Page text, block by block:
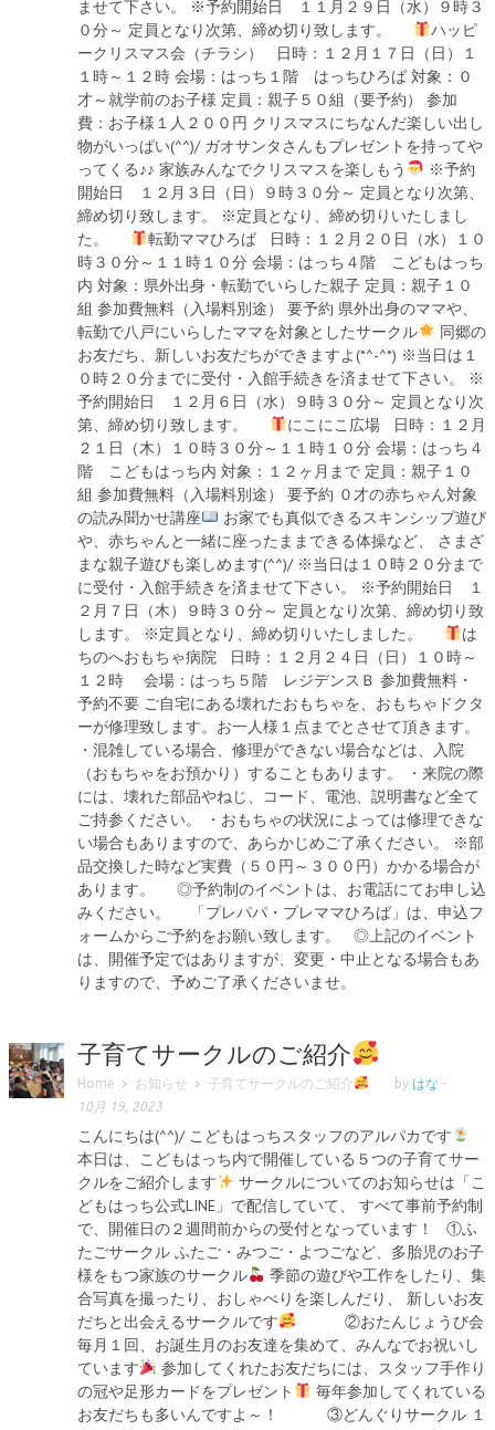
ませて下さい。 ※予約開始日 １１月２９日（水）９時３
０分～ 定員となり次第、締め切り致します。
ハッピ
ークリスマス会（チラシ） 日時：１２月１７日（日）１
１時～１２時 会場：はっち１階 はっちひろば 対象：０
才～就学前のお子様 定員：親子５０組（要予約） 参加
費：お子様１人２００円 クリスマスにちなんだ楽しい出し
物がいっぱい(^^)/ ガオサンタさんもプレゼントを持ってや
ってくる♪♪ 家族みんなでクリスマスを楽しもう
※予約
開始日 １２月３日（日）９時３０分～ 定員となり次第、
締め切り致します。 ※定員となり、締め切りいたしまし
た。
転勤ママひろば 日時：１２月２０日（水）１０
時３０分～１１時１０分 会場：はっち４階 こどもはっち
内 対象：県外出身・転勤でいらした親子 定員：親子１０
組 参加費無料（入場料別途） 要予約 県外出身のママや、
転勤で八戸にいらしたママを対象としたサークル
同郷の
お友だち、新しいお友だちができますよ(*^-^*) ※当日は１
０時２０分までに受付・入館手続きを済ませて下さい。 ※
予約開始日 １２月６日（水）９時３０分～ 定員となり次
第、締め切り致します。
にこにこ広場 日時：１２月
２１日（木）１０時３０分～１１時１０分 会場：はっち４
階 こどもはっち内 対象：１２ヶ月まで 定員：親子１０
組 参加費無料（入場料別途） 要予約 ０才の赤ちゃん対象
の読み聞かせ講座
お家でも真似できるスキンシップ遊び
や、赤ちゃんと一緒に座ったままできる体操など、 さまざ
まな親子遊びも楽しめます(^^)/ ※当日は１０時２０分まで
に受付・入館手続きを済ませて下さい。 ※予約開始日 １
２月７日（木）９時３０分～ 定員となり次第、締め切り致
します。 ※定員となり、締め切りいたしました。
は
ちのへおもちゃ病院 日時：１２月２４日（日）１０時～
１２時 会場：はっち５階 レジデンスＢ 参加費無料・
予約不要 ご自宅にある壊れたおもちゃを、おもちゃドクタ
ーが修理致します。お一人様１点までとさせて頂きます。
・混雑している場合、修理ができない場合などは、入院
（おもちゃをお預かり）することもあります。 ・来院の際
には、壊れた部品やねじ、コード、電池、説明書など全て
ご持参ください。 ・おもちゃの状況によっては修理できな
い場合もありますので、あらかじめご了承ください。 ※部
品交換した時など実費（５０円～３００円）かかる場合が
あります。 ◎予約制のイベントは、お電話にてお申し込
みください。 「プレパパ・プレママひろば」は、申込フ
ォームからご予約をお願い致します。 ◎上記のイベント
は、開催予定ではありますが、変更・中止となる場合もあ
りますので、予めご了承くださいませ。
子育てサークルのご紹介
Home お知らせ 子育てサークルのご紹介 by はな -
10月 19, 2023
こんにちは(^^)/ こどもはっちスタッフのアルパカです
本日は、こどもはっち内で開催している５つの子育てサー
クルをご紹介します
サークルについてのお知らせは「こ
どもはっち公式LINE」で配信していて、 すべて事前予約制
で、開催日の２週間前からの受付となっています！ ①ふ
たごサークル ふたご・みつご・よつごなど、多胎児のお子
様をもつ家族のサークル
季節の遊びや工作をしたり、集
合写真を撮ったり、おしゃべりを楽しんだり、 新しいお友
だちと出会えるサークルです
②おたんじょうび会
毎月１回、お誕生月のお友達を集めて、みんなでお祝いし
ています
参加してくれたお友だちには、スタッフ手作り
の冠や足形カードをプレゼント
毎年参加してくれている
お友だちも多いんですよ～！ ③どんぐりサークル １